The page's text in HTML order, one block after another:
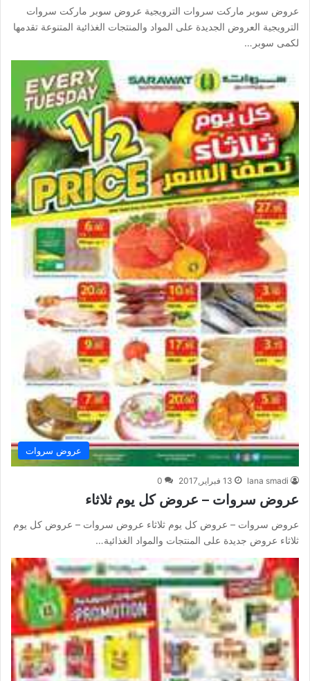
عروض سوبر ماركت سروات الترويجية عروض سوبر ماركت سروات
الترويجية العروض الجديدة على المواد والمنتجات الغذائية المتنوعة تقدمها
لكمى سوبر…
عروض سروات
lana smadi 13 فبراير,2017 0
عروض سروات – عروض كل يوم ثلاثاء
عروض سروات – عروض كل يوم ثلاثاء عروض سروات – عروض كل يوم
ثلاثاء عروض جديدة على المنتجات والمواد الغذائية…